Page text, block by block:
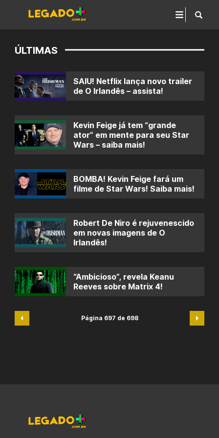
ÚLTIMAS
SAIU! Netflix lança novo trailer
de O Irlandês – assista!
Kevin Feige já tem “grande
ator” em mente para seu Star
Wars – saiba mais!
BOMBA! Kevin Feige fará um
filme de Star Wars! Saiba mais!
Robert De Niro é rejuvenescido
em novas imagens de O
Irlandês!
“Ambicioso”, revela Keanu
Reeves sobre Matrix 4!
Página 697 de 698